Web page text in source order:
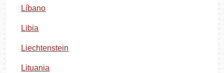
Líbano
Libia
Liechtenstein
Lituania